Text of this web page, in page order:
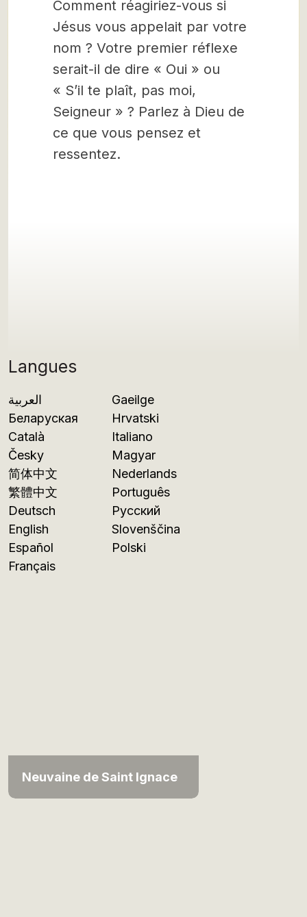
Langues
العربية
Беларуская
Català
Česky
简体中文
繁體中文
Deutsch
English
Español
Français
Gaeilge
Hrvatski
Italiano
Magyar
Nederlands
Português
Русский
Slovenščina
Polski
Neuvaine de Saint Ignace
Comment réagiriez-vous si
Jésus vous appelait par votre
nom ? Votre premier réflexe
serait-il de dire « Oui » ou
« S’il te plaît, pas moi,
Seigneur » ? Parlez à Dieu de
ce que vous pensez et
ressentez.